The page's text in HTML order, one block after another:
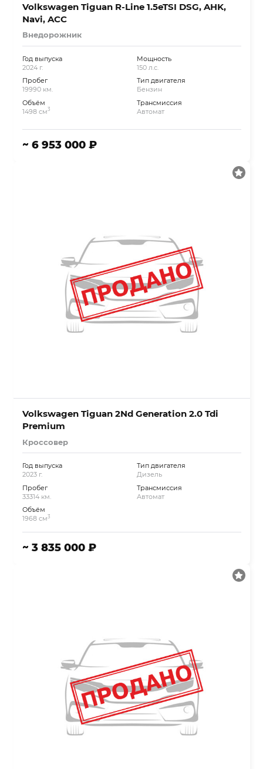
Volkswagen Tiguan R-Line 1.5eTSI DSG, AHK,
Navi, ACC
Внедорожник
Год выпуска
2024 г.
Пробег
19990 км.
Объём
1498 см3
Мощность
150 л.с.
Тип двигателя
Бензин
Трансмиссия
Автомат
~ 6 953 000 ₽
Volkswagen Tiguan 2Nd Generation 2.0 Tdi
Premium
Кроссовер
Год выпуска
2023 г.
Пробег
33314 км.
Объём
1968 см3
Тип двигателя
Дизель
Трансмиссия
Автомат
~ 3 835 000 ₽